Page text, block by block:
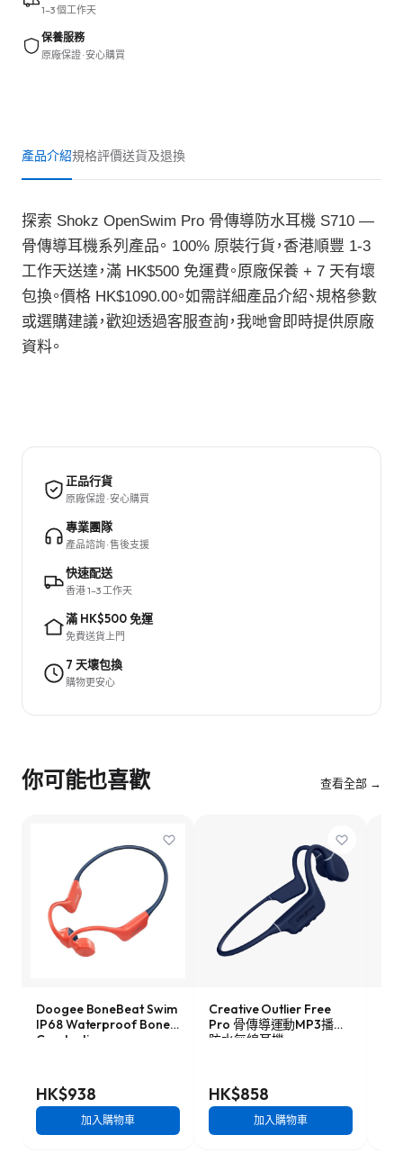
1–3 個工作天
保養服務
原廠保證 · 安心購買
產品介紹規格評價送貨及退換
探索 Shokz OpenSwim Pro 骨傳導防水耳機 S710 —
骨傳導耳機系列產品。 100% 原裝行貨，香港順豐 1-3
工作天送達，滿 HK$500 免運費。原廠保養 + 7 天有壞
包換。價格 HK$1090.00。如需詳細產品介紹、規格參數
或選購建議，歡迎透過客服查詢，我哋會即時提供原廠
資料。
正品行貨
原廠保證 · 安心購買
專業團隊
產品諮詢 · 售後支援
快速配送
香港 1–3 工作天
滿 HK$500 免運
免費送貨上門
7 天壞包換
購物更安心
你可能也喜歡 查看全部 →
Doogee BoneBeat Swim
IP68 Waterproof Bone
Conduction
HK$938
加入購物車
Creative Outlier Free
Pro 骨傳導運動MP3播放
防水無線耳機
HK$858
加入購物車